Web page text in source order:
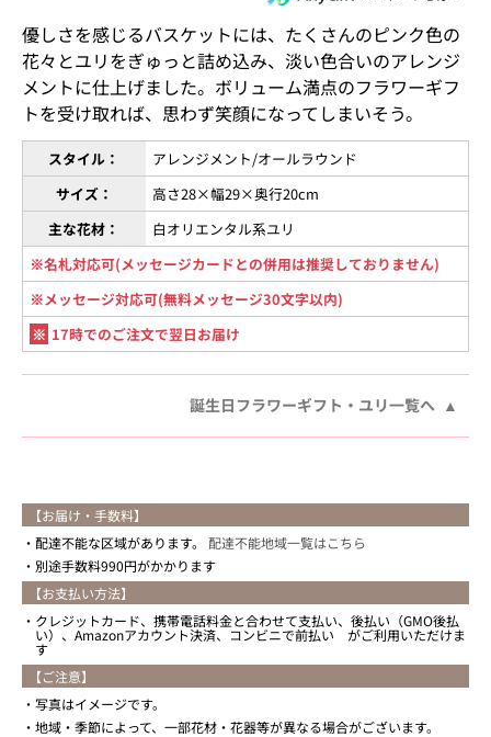
優しさを感じるバスケットには、たくさんのピンク色の
花々とユリをぎゅっと詰め込み、淡い色合いのアレンジ
メントに仕上げました。ボリューム満点のフラワーギフ
トを受け取れば、思わず笑顔になってしまいそう。
スタイル：
アレンジメント/オールラウンド
サイズ：
高さ28×幅29×奥行20cm
主な花材：
白オリエンタル系ユリ
※名札対応可(メッセージカードとの併用は推奨しておりません)
※メッセージ対応可(無料メッセージ30文字以内)
※ 17時でのご注文で翌日お届け
誕生日フラワーギフト・ユリ一覧へ
【お届け・手数料】
配達不能な区域があります。 配達不能地域一覧はこちら
別途手数料990円がかかります
【お支払い方法】
クレジットカード、携帯電話料金と合わせて支払い、後払い（GMO後払
い）、Amazonアカウント決済、コンビニで前払い がご利用いただけま
す
【ご注意】
写真はイメージです。
地域・季節によって、一部花材・花器等が異なる場合がございます。